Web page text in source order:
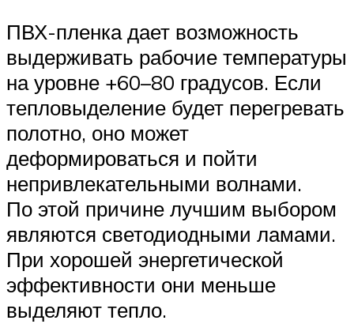
ПВХ-пленка дает возможность
выдерживать рабочие температуры
на уровне +60–80 градусов. Если
тепловыделение будет перегревать
полотно, оно может
деформироваться и пойти
непривлекательными волнами.
По этой причине лучшим выбором
являются светодиодными ламами.
При хорошей энергетической
эффективности они меньше
выделяют тепло.